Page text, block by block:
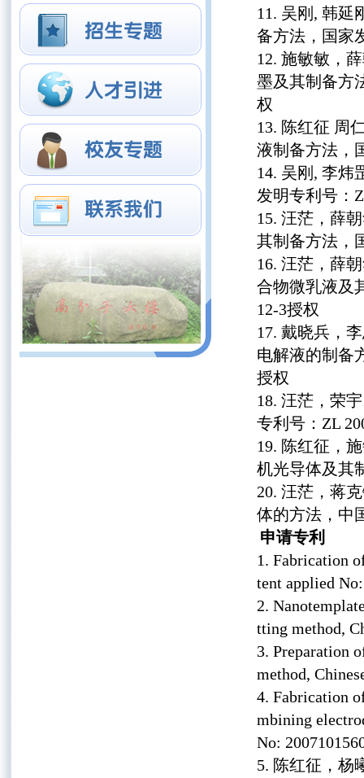
吴刚, 韩延
备方法，国家
施敏敏，
墨及其制备方
权
陈红征 周
液制备方法，
吴刚, 李炜
发明专利号：
汪茫，薛
其制备方法，
汪茫，薛
合物微乳液及
12-3授权
戴晓兵，
电解液的制备
授权
汪茫，荣
专利号：ZL
陈红征，
机光导体及其
汪茫，蒋
体的方法，中
申请专利
Fabrication
tent applied
tting method,
Preparation
method,
Fabrication
mbining
No:
陈红征，杨